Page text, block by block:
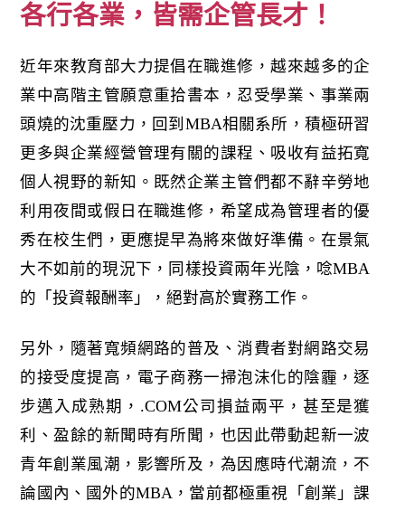
各行各業，皆需企管長才！
近年來教育部大力提倡在職進修，越來越多的企
業中高階主管願意重拾書本，忍受學業、事業兩
頭燒的沈重壓力，回到MBA相關系所，積極研習
更多與企業經營管理有關的課程、吸收有益拓寬
個人視野的新知。既然企業主管們都不辭辛勞地
利用夜間或假日在職進修，希望成為管理者的優
秀在校生們，更應提早為將來做好準備。在景氣
大不如前的現況下，同樣投資兩年光陰，唸MBA
的「投資報酬率」，絕對高於實務工作。
另外，隨著寬頻網路的普及、消費者對網路交易
的接受度提高，電子商務一掃泡沫化的陰霾，逐
步邁入成熟期，.COM公司損益兩平，甚至是獲
利、盈餘的新聞時有所聞，也因此帶動起新一波
青年創業風潮，影響所及，為因應時代潮流，不
論國內、國外的MBA，當前都極重視「創業」課